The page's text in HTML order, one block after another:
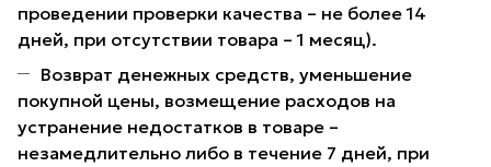
проведении проверки качества – не более 14
дней, при отсутствии товара – 1 месяц).
Возврат денежных средств, уменьшение
покупной цены, возмещение расходов на
устранение недостатков в товаре –
незамедлительно либо в течение 7 дней, при